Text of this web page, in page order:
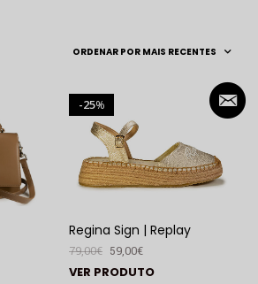
%
25
Regina Sign | Replay
79,00€ 59,00€
VER PRODUTO